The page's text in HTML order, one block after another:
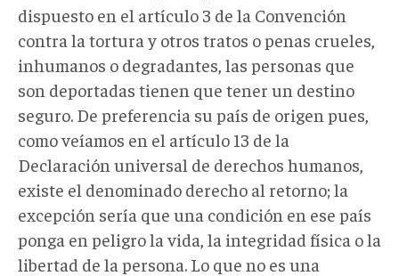
dispuesto en el artículo 3 de la Convención
contra la tortura y otros tratos o penas crueles,
inhumanos o degradantes, las personas que
son deportadas tienen que tener un destino
seguro. De preferencia su país de origen pues,
como veíamos en el artículo 13 de la
Declaración universal de derechos humanos,
existe el denominado derecho al retorno; la
excepción sería que una condición en ese país
ponga en peligro la vida, la integridad física o la
libertad de la persona. Lo que no es una